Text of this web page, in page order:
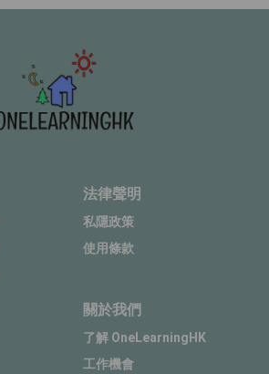
法律聲明
私隱政策
使用條款
關於我們
了解 OneLearningHK
工作機會